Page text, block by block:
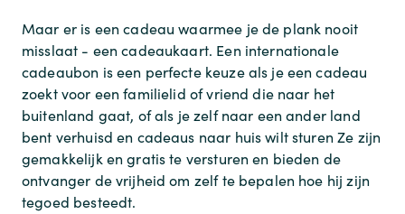
Maar er is een cadeau waarmee je de plank nooit
misslaat - een cadeaukaart. Een internationale
cadeaubon is een perfecte keuze als je een cadeau
zoekt voor een familielid of vriend die naar het
buitenland gaat, of als je zelf naar een ander land
bent verhuisd en cadeaus naar huis wilt sturen Ze zijn
gemakkelijk en gratis te versturen en bieden de
ontvanger de vrijheid om zelf te bepalen hoe hij zijn
tegoed besteedt.